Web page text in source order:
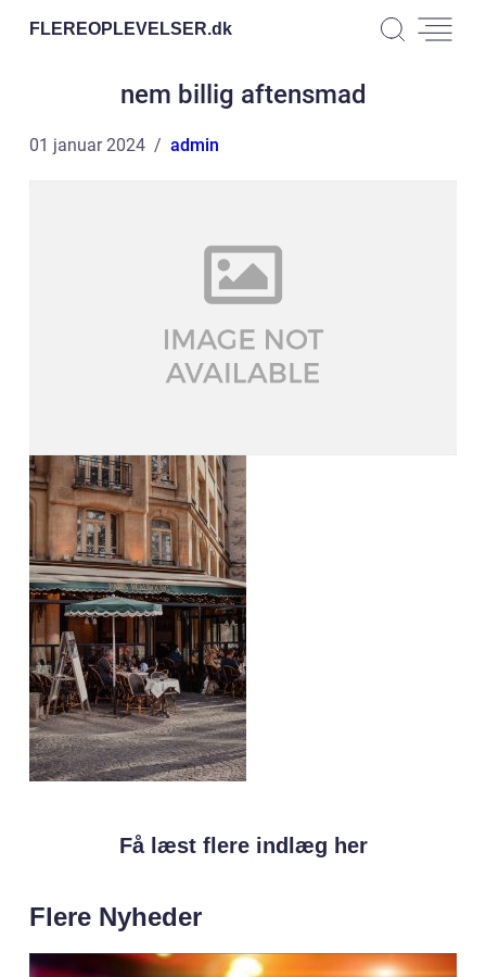
FLEREOPLEVELSER.dk
nem billig aftensmad
01 januar 2024 admin
Få læst flere indlæg her
Flere Nyheder